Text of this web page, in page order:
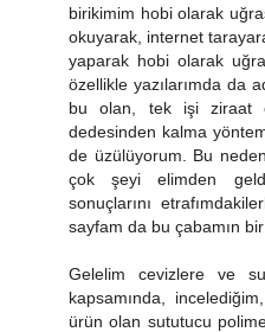
birikimim hobi olarak
okuyarak, internet
yaparak hobi olarak
özellikle yazılarımda da
bu olan, tek işi ziraat
dedesinden kalma
de üzülüyorum. Bu
çok şeyi elimden
sonuçlarını
sayfam da bu çabamın bir
Gelelim cevizlere ve su
kapsamında,
ürün olan sututucu